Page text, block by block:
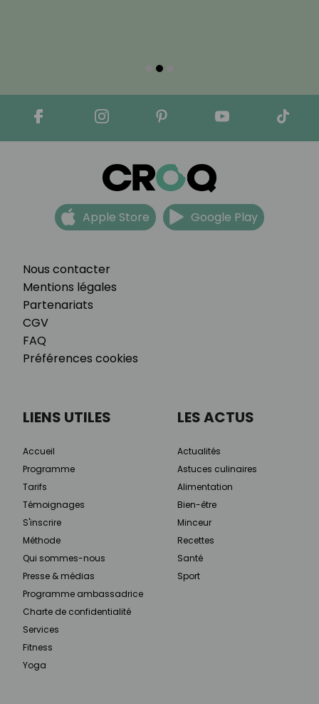
Nous contacter
Mentions légales
Partenariats
CGV
FAQ
Préférences cookies
Apple Store Google Play
LIENS UTILES
Accueil
Programme
Tarifs
Témoignages
S'inscrire
Méthode
Qui sommes-nous
Presse & médias
Programme ambassadrice
Charte de confidentialité
Services
Fitness
Yoga
LES ACTUS
Actualités
Astuces culinaires
Alimentation
Bien-être
Minceur
Recettes
Santé
Sport